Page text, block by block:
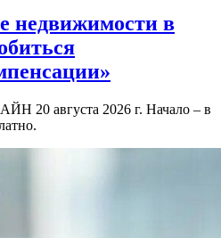
недвижимости в
20 августа 2026 г. Начало – в